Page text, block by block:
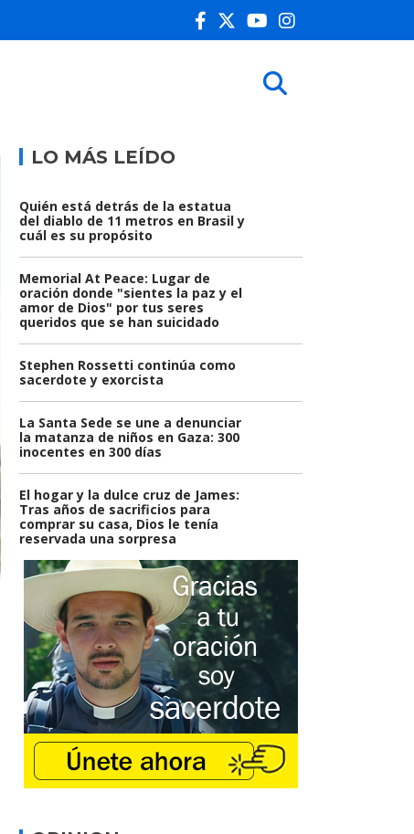
LO MÁS LEÍDO
Quién está detrás de la estatua
del diablo de 11 metros en Brasil y
cuál es su propósito
Memorial At Peace: Lugar de
oración donde "sientes la paz y el
amor de Dios" por tus seres
queridos que se han suicidado
Stephen Rossetti continúa como
sacerdote y exorcista
La Santa Sede se une a denunciar
la matanza de niños en Gaza: 300
inocentes en 300 días
El hogar y la dulce cruz de James:
Tras años de sacrificios para
comprar su casa, Dios le tenía
reservada una sorpresa